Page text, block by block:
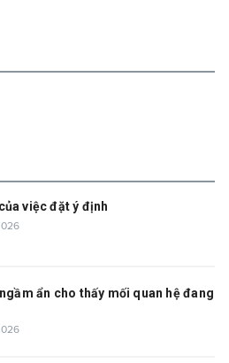
việc đặt ý định
ẩn cho thấy mối quan hệ đang